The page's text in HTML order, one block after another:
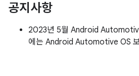
공지사항
2023년 5월 Android
에는 Android Automotive OS